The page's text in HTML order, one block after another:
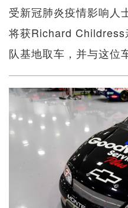
受新冠肺炎疫情影响人
将获Richard Childress
队基地取车，并与这位